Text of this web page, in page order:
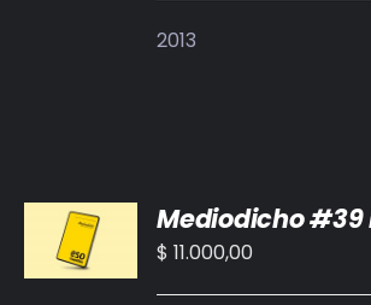
2013
AL
CARRITO
/
Mediodicho #39
$ 11.000,00